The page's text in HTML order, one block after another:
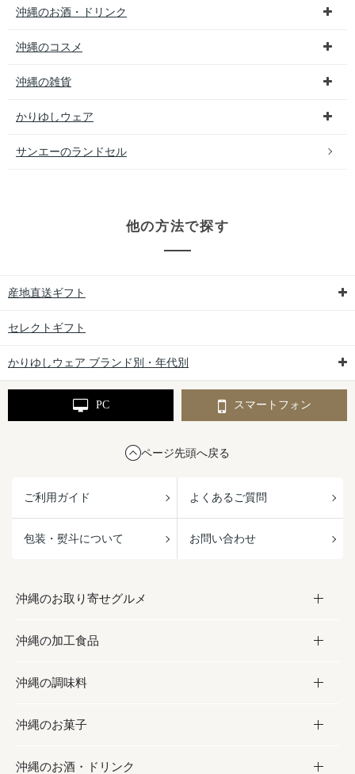
沖縄のお酒・ドリンク
沖縄のコスメ
沖縄の雑貨
かりゆしウェア
サンエーのランドセル
他の方法で探す
産地直送ギフト
セレクトギフト
かりゆしウェア ブランド別・年代別
PC スマートフォン
ページ先頭へ戻る
ご利用ガイド よくあるご質問
包装・熨斗について お問い合わせ
沖縄のお取り寄せグルメ
お取り寄せグルメ
フルーツ・野菜
お肉
海産物
沖縄の加工食品
加工食品
缶詰／パウチ
沖縄料理
沖縄の調味料
調味料
砂糖／黒砂糖
沖縄のお菓子
お菓子
沖縄のお酒・ドリンク